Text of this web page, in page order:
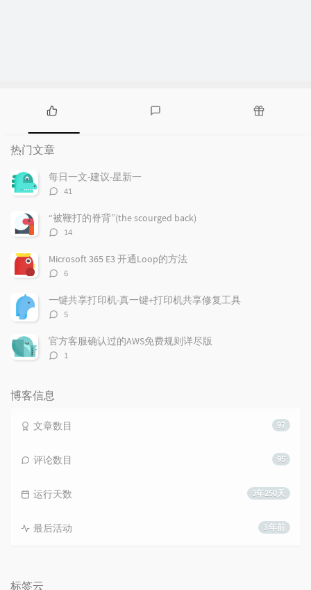
热
门
文
章
热门文章
每日一文-建议-星新一
评
数：
41
“被鞭打的脊背”(the scourged back)
评
数：
14
Microsoft 365 E3 开通Loop的方法
评
数：
6
一键共享打印机-真一键+打印机共享修复工具
评
数：
5
官方客服确认过的AWS免费规则详尽版
评1
博客信息
97
文章数目
95
评论数目
3年250天
运行天数
3 年前
最后活动
标签云